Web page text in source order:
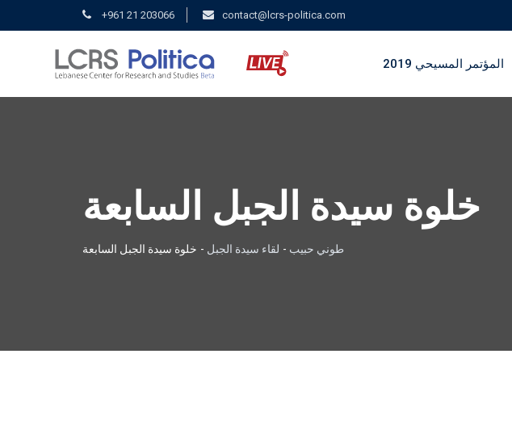
+961 21 203066 contact@lcrs-politica.com
المؤتمر المسيحي 2019
خلوة سيدة الجبل السابعة
طوني حبيب - لقاء سيدة الجبل - خلوة سيدة الجبل السابعة